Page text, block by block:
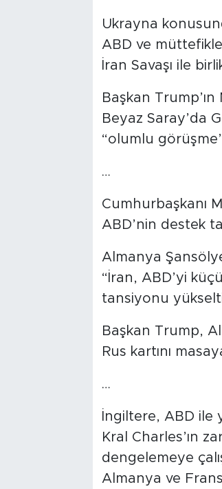
Ukrayna
ABD ve
İran Savaşı ile
Başkan Trump’ın
Beyaz Saray’da
“olumlu
…
Cumhurbaşkanı
ABD’nin destek
Almanya
“İran, ABD’yi
tansiyonu
Başkan Trump,
Rus kartını
…
İngiltere, ABD ile
Kral Charles’ın
dengelemeye
Almanya ve
Resmi İlanlar